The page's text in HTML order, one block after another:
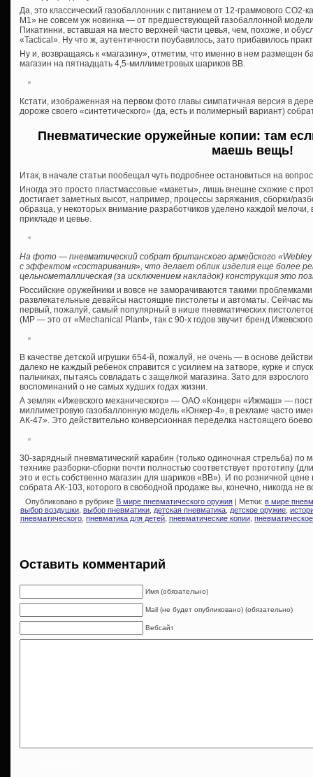
Да, это классический газобаллонник с питанием от 12-граммового
M1» не совсем уж новинка — от предшествующей газобаллонной
Пикатинни, вставшая на место верхней части цевья, чем, похоже, и
«Tactical». Ну что ж, аутентичности поубавилось, зато прибавилось
Ну и, возвращаясь к «магазину», отметим, что именно в нем размещен
магазин на пятнадцать 4,5-миллиметровых шариков ВВ.
Кстати, изображенная на первом фото главы симпатичная версия в
дороже своего «синтетического» (да, есть и полимерный вариант)
Пневматические оружейные копии: там
маешь вещь!
Итак, в начале статьи пообещал чуть подробнее остановиться на
Иногда это просто пластмассовые «макеты», лишь внешне схожие с
достигает заметных высот, например, процессы заряжания, сборки/
образца, у некоторых внимание разработчиков уделено каждой мелочи,
прикладе и цевье.
На фото — пневматический собрат британского армейского
с эффектом «состаривания», что делает облик изделия еще более
цельнометаллическая (за исключением накладок) конструкция это
Российские оружейники и вовсе не заморачиваются такими
развлекательные девайсы настоящие пистолеты и автоматы. Сейчас
первый, пожалуй, самый популярный в нише пневматических
(МР — это от «Mechanical Plant», так с 90-х годов звучит бренд
В качестве детской игрушки 654-й, пожалуй, не очень — в основе
далеко не каждый ребенок справится с усилием на затворе, курке и
пальчиках, пытаясь совладать с защелкой магазина. Зато для
воспоминаний о не самых худших годах жизни.
А земляк «Ижевского механического» — ОАО «Концерн «Ижмаш» —
миллиметровую газобаллонную модель «Юнкер-4», в рекламе часто
АК-47». Это действительно конверсионная переделка настоящего
30-зарядный пневматический карабин (только одиночная стрельба) по
технике разборки-сборки почти полностью соответствует прототипу
это и есть собственно магазин для шариков «ВВ»). И по розничной цене
собрата АК-103, которого в свободной продаже вы, конечно, никогда не
Опубликовано в рубрике В мире пневматического оружия | Метки: в мире
выбор воздушки выбор пневматики детская пневматика детское оружие
пневматического пневматика для детей пневматические копии
Оставить комментарий
Имя (обязательно)
Mail (не будет опубликовано) (обязательно)
Вебсайт